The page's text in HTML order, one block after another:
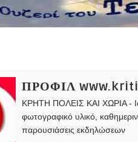
ΠΡΟΦΙΛ
ΚΡΗΤΗ ΠΟΛΕΙΣ ΚΑΙ ΧΩΡΙΑ -
φωτογραφικό υλικό,
παρουσιάσεις εκδηλώσεων